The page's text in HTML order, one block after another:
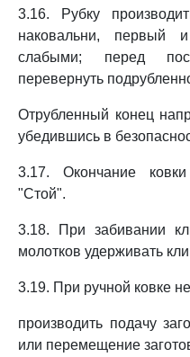
3.16. Рубку
наковальни, первый
слабыми; перед
перевернуть
Отрубленный конец
убедившись в
3.17. Окончание
"Стой".
3.18. При забивании
молотков удерживать
3.19. При ручной ковке
производить подачу
или перемещение